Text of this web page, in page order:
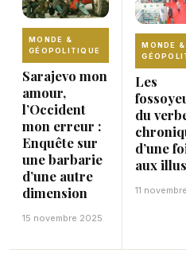
MONDE &
GÉOPOLITIQUE
Sarajevo mon
amour,
l’Occident
mon erreur :
Enquête sur
une barbarie
d’une autre
dimension
15 novembre 2025
MONDE &
Les
du
d’une
aux
11